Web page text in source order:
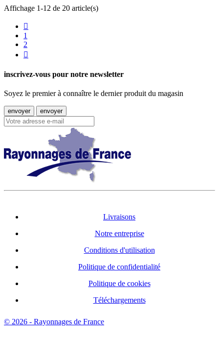
Affichage 1-12 de 20 article(s)

1
2

inscrivez-vous pour notre newsletter
Soyez le premier à connaître le dernier produit du magasin
Livraisons
Notre entreprise
Conditions d'utilisation
Politique de confidentialité
Politique de cookies
Téléchargements
© 2026 - Rayonnages de France